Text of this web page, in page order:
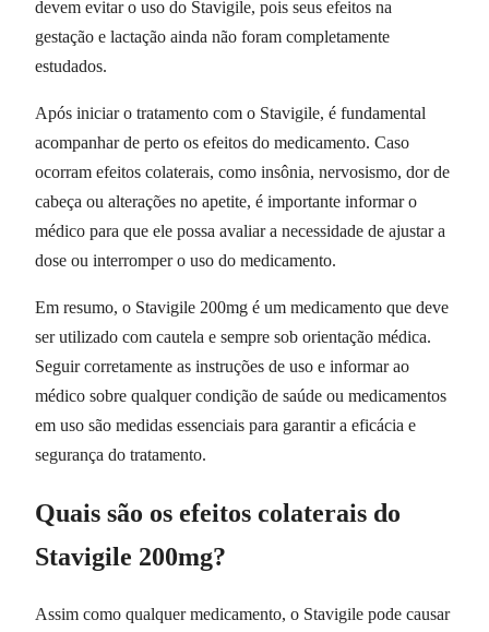
devem evitar o uso do Stavigile, pois seus efeitos na
gestação e lactação ainda não foram completamente
estudados.
Após iniciar o tratamento com o Stavigile, é fundamental
acompanhar de perto os efeitos do medicamento. Caso
ocorram efeitos colaterais, como insônia, nervosismo, dor de
cabeça ou alterações no apetite, é importante informar o
médico para que ele possa avaliar a necessidade de ajustar a
dose ou interromper o uso do medicamento.
Em resumo, o Stavigile 200mg é um medicamento que deve
ser utilizado com cautela e sempre sob orientação médica.
Seguir corretamente as instruções de uso e informar ao
médico sobre qualquer condição de saúde ou medicamentos
em uso são medidas essenciais para garantir a eficácia e
segurança do tratamento.
Quais são os efeitos colaterais do
Stavigile 200mg?
Assim como qualquer medicamento, o Stavigile pode causar